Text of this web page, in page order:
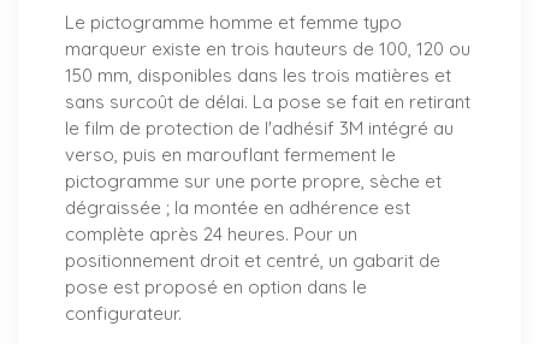
Le pictogramme homme et femme typo
marqueur existe en trois hauteurs de 100, 120 ou
150 mm, disponibles dans les trois matières et
sans surcoût de délai. La pose se fait en retirant
le film de protection de l'adhésif 3M intégré au
verso, puis en marouflant fermement le
pictogramme sur une porte propre, sèche et
dégraissée ; la montée en adhérence est
complète après 24 heures. Pour un
positionnement droit et centré, un gabarit de
pose est proposé en option dans le
configurateur.